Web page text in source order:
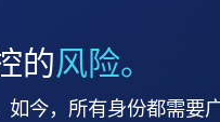
的风险。
今，所有身份都需要